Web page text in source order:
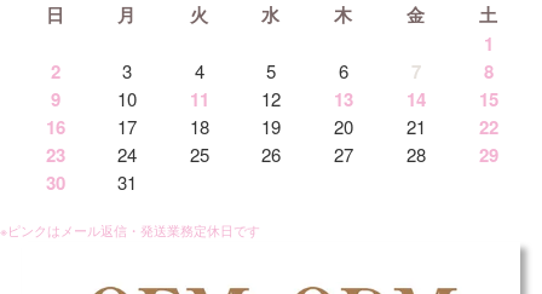
日
月 火 水 木 金
土
1
2
3 4 5 6 7
8
9
10 11 12 13 14
15
16
17 18 19 20 21
22
23
24 25 26 27 28
29
30
31